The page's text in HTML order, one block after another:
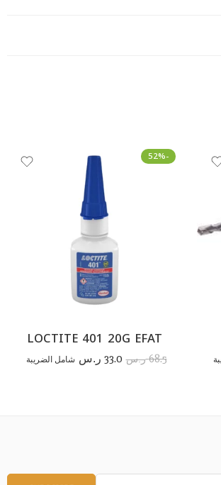
-52%
LOCTITE 401 20G EFAT
68.5 ر.س 33.0 ر.س شامل الضريبة